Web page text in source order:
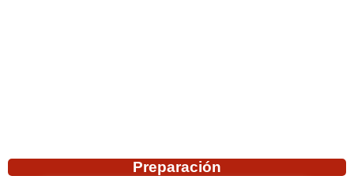
Preparación